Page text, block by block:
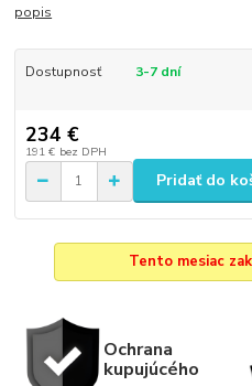
popis
Dostupnosť 3-7 dní
234 €
191 € bez DPH
Pridať do
Tento mesiac
Ochrana
kupujúcého